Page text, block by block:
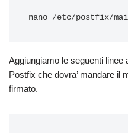
Aggiungiamo le seguenti linee
Postfix che dovra’ mandare il
firmato.